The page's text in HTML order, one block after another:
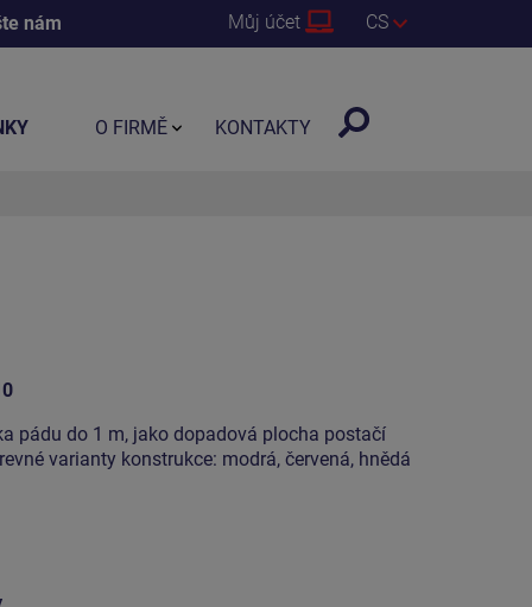
nám Můj účet CS
pádu do 1 m, jako dopadová plocha postačí
varianty konstrukce: modrá, červená, hnědá
O FIRMĚ KONTAKTY